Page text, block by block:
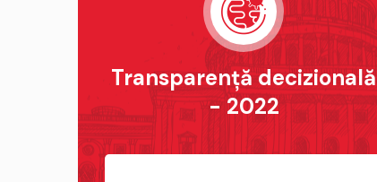
Transparență decizională
- 2022